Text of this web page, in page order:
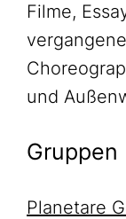
Filme,
und
Gruppen
Planetare